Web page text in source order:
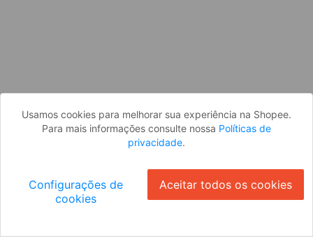
Usamos cookies para melhorar sua experiência na Shopee.
Para mais informações consulte nossa Políticas de
privacidade.
Configurações de
cookies
Aceitar todos os cookies